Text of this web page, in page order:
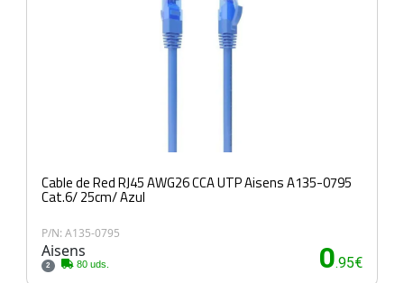
Cable de Red RJ45 AWG26 CCA UTP Aisens A135-0795
Cat.6/ 25cm/ Azul
P/N: A135-0795
Aisens
2 80 uds. 0.95€